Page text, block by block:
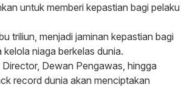
untuk memberi kepastian bagi pelaku
triliun, menjadi jaminan kepastian bagi
niaga berkelas dunia.
Dewan Pengawas, hingga
record dunia akan menciptakan